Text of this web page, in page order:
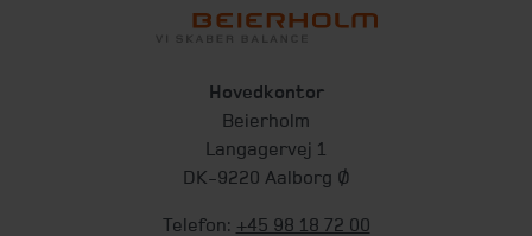
Hovedkontor
Beierholm
Langagervej 1
DK-9220 Aalborg Ø
Telefon: +45 98 18 72 00